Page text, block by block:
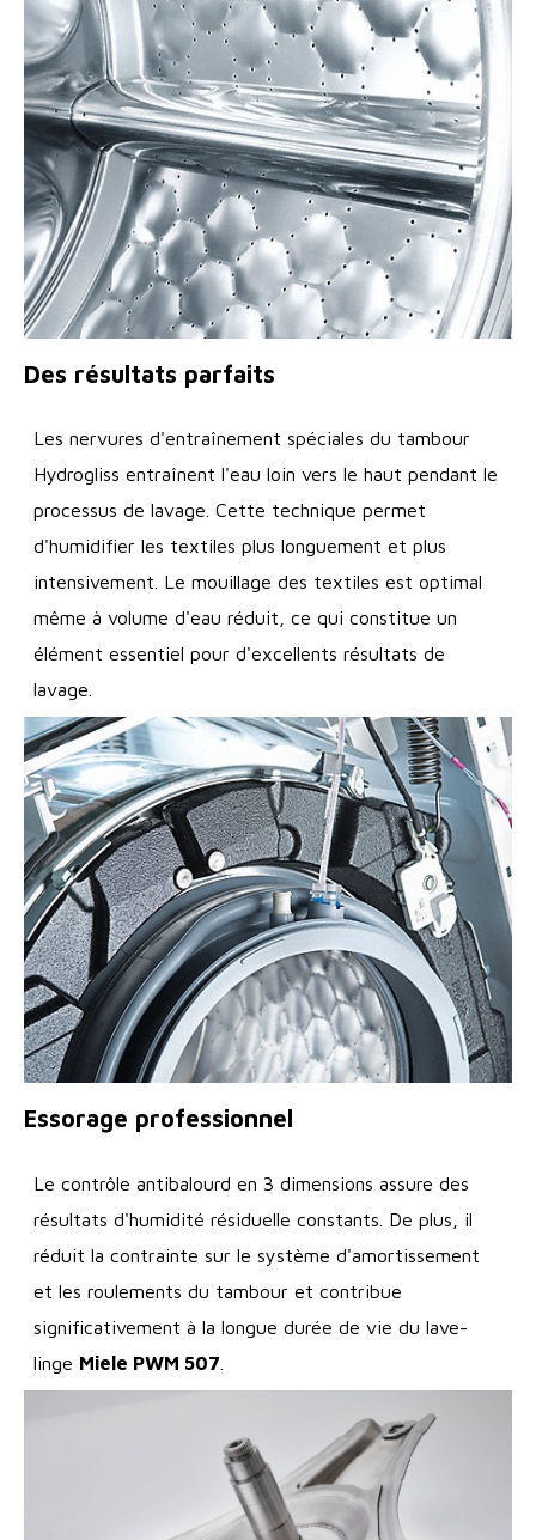
Des résultats parfaits
Les nervures d'entraînement spéciales du tambour
Hydrogliss entraînent l'eau loin vers le haut pendant le
processus de lavage. Cette technique permet
d'humidifier les textiles plus longuement et plus
intensivement. Le mouillage des textiles est optimal
même à volume d'eau réduit, ce qui constitue un
élément essentiel pour d'excellents résultats de
lavage.
Essorage professionnel
Le contrôle antibalourd en 3 dimensions assure des
résultats d'humidité résiduelle constants. De plus, il
réduit la contrainte sur le système d'amortissement
et les roulements du tambour et contribue
significativement à la longue durée de vie du lave-
linge Miele PWM 507